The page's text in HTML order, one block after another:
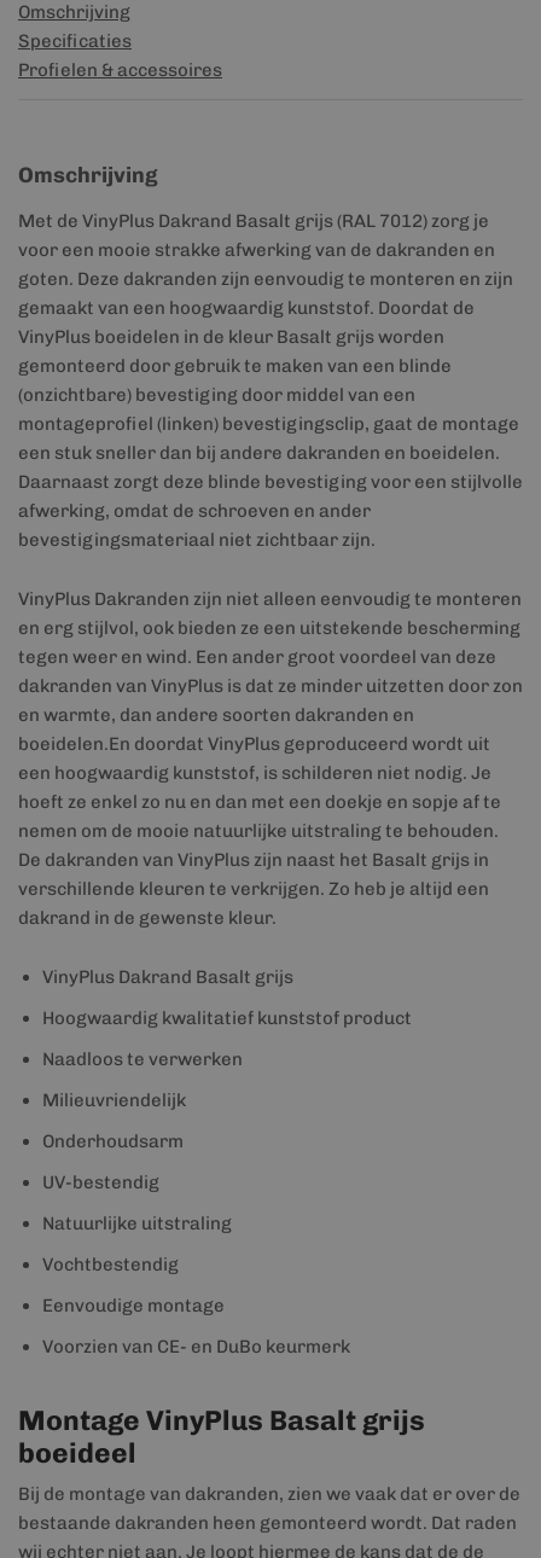
Omschrijving
Specificaties
Profielen & accessoires
Omschrijving
Met de VinyPlus Dakrand Basalt grijs (RAL 7012) zorg je
voor een mooie strakke afwerking van de dakranden en
goten. Deze dakranden zijn eenvoudig te monteren en zijn
gemaakt van een hoogwaardig kunststof. Doordat de
VinyPlus boeidelen in de kleur Basalt grijs worden
gemonteerd door gebruik te maken van een blinde
(onzichtbare) bevestiging door middel van een
montageprofiel (linken) bevestigingsclip, gaat de montage
een stuk sneller dan bij andere dakranden en boeidelen.
Daarnaast zorgt deze blinde bevestiging voor een stijlvolle
afwerking, omdat de schroeven en ander
bevestigingsmateriaal niet zichtbaar zijn.
VinyPlus Dakranden zijn niet alleen eenvoudig te monteren
en erg stijlvol, ook bieden ze een uitstekende bescherming
tegen weer en wind. Een ander groot voordeel van deze
dakranden van VinyPlus is dat ze minder uitzetten door zon
en warmte, dan andere soorten dakranden en
boeidelen.En doordat VinyPlus geproduceerd wordt uit
een hoogwaardig kunststof, is schilderen niet nodig. Je
hoeft ze enkel zo nu en dan met een doekje en sopje af te
nemen om de mooie natuurlijke uitstraling te behouden.
De dakranden van VinyPlus zijn naast het Basalt grijs in
verschillende kleuren te verkrijgen. Zo heb je altijd een
dakrand in de gewenste kleur.
VinyPlus Dakrand Basalt grijs
Hoogwaardig kwalitatief kunststof product
Naadloos te verwerken
Milieuvriendelijk
Onderhoudsarm
UV-bestendig
Natuurlijke uitstraling
Vochtbestendig
Eenvoudige montage
Voorzien van CE- en DuBo keurmerk
Montage VinyPlus Basalt grijs
boeideel
Bij de montage van dakranden, zien we vaak dat er over de
bestaande dakranden heen gemonteerd wordt. Dat raden
wij echter niet aan. Je loopt hiermee de kans dat de de